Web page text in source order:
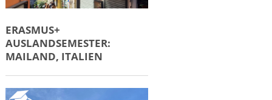
ERASMUS+
AUSLANDSEMESTER:
MAILAND, ITALIEN